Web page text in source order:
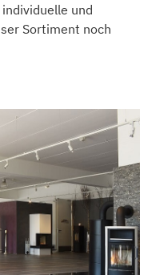
und
Sortiment noch